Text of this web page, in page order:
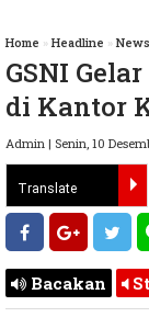
Home » Headline » News
GSNI
di Kantor
Admin | Senin, 10
Bacakan